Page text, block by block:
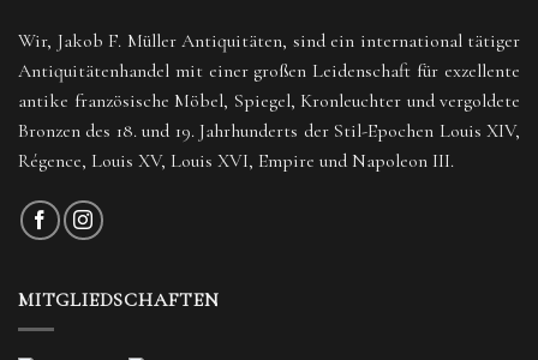
Wir, Jakob F. Müller Antiquitäten, sind ein international tätiger
Antiquitätenhandel mit einer großen Leidenschaft für exzellente
antike französische Möbel, Spiegel, Kronleuchter und vergoldete
Bronzen des 18. und 19. Jahrhunderts der Stil-Epochen Louis XIV,
Régence, Louis XV, Louis XVI, Empire und Napoleon III.
MITGLIEDSCHAFTEN